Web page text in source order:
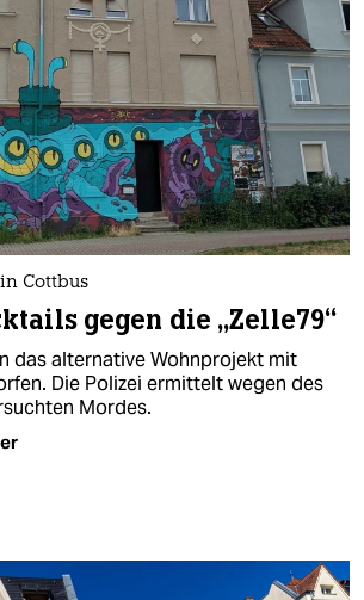
Cottbus
gegen die „Zelle79“
das alternative Wohnprojekt mit
Die Polizei ermittelt wegen des
Mordes.